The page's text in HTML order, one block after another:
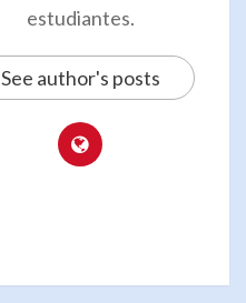
estudiantes.
See author's posts